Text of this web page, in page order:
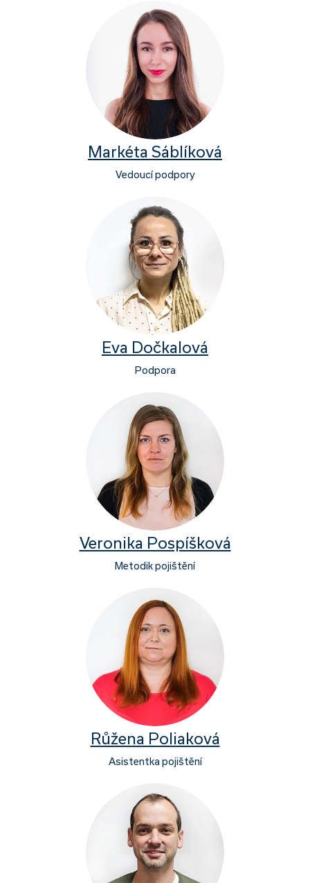
Markéta Sáblíková
Vedoucí podpory
Eva Dočkalová
Podpora
Veronika Pospíšková
Metodik pojištění
Růžena Poliaková
Asistentka pojištění